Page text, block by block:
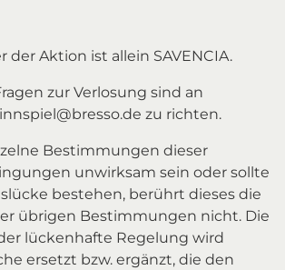
der Aktion ist allein SAVENCIA.
zur Verlosung sind an
zu richten.
Bestimmungen dieser
unwirksam sein oder sollte
bestehen, berührt dieses die
übrigen Bestimmungen nicht. Die
lückenhafte Regelung wird
ersetzt bzw. ergänzt, die den